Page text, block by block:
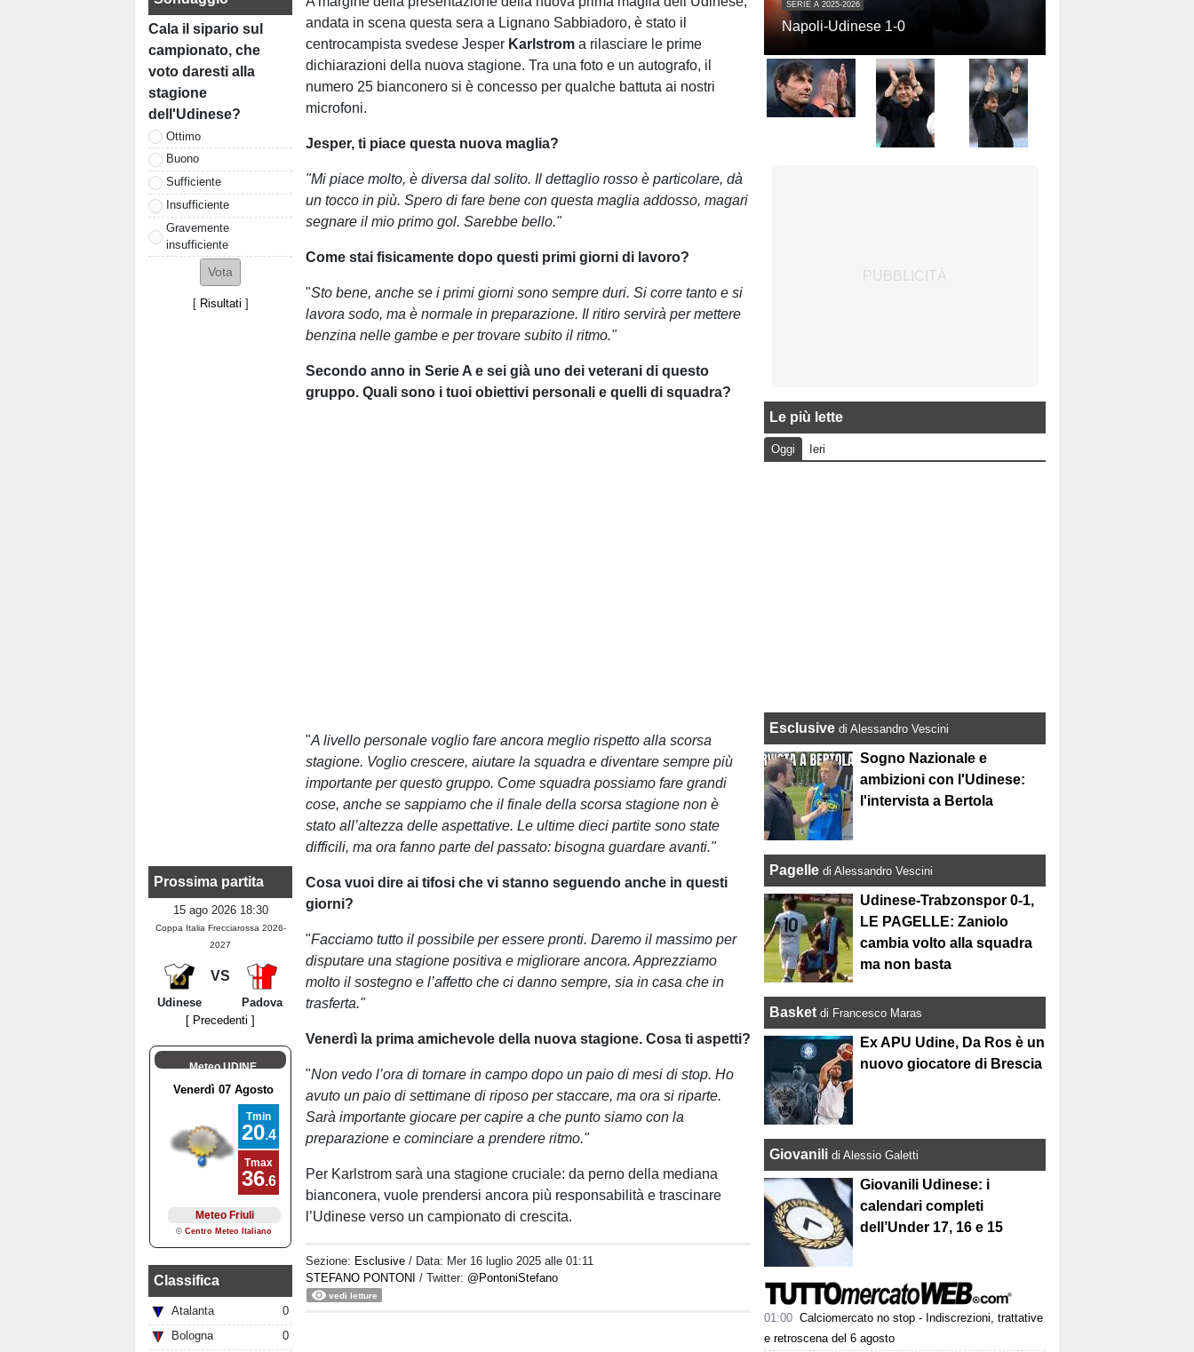
Cala il sipario sul
campionato, che
voto daresti alla
stagione
dell'Udinese?
Ottimo
Buono
Sufficiente
Insufficiente
Gravemente
insufficiente
[ Risultati ]
Prossima partita
15 ago 2026 18:30
Coppa Italia Frecciarossa 2026-
2027
VS
Udinese
Padova
[ Precedenti ]
Meteo UDINE
Classifica
Atalanta
0
Bologna
0
andata in scena questa sera a Lignano Sabbiadoro, è stato il
centrocampista svedese Jesper Karlstrom a rilasciare le prime
dichiarazioni della nuova stagione. Tra una foto e un autografo, il
numero 25 bianconero si è concesso per qualche battuta ai nostri
microfoni.
Jesper, ti piace questa nuova maglia?
"Mi piace molto, è diversa dal solito. Il dettaglio rosso è particolare, dà
un tocco in più. Spero di fare bene con questa maglia addosso, magari
segnare il mio primo gol. Sarebbe bello."
Come stai fisicamente dopo questi primi giorni di lavoro?
"Sto bene, anche se i primi giorni sono sempre duri. Si corre tanto e si
lavora sodo, ma è normale in preparazione. Il ritiro servirà per mettere
benzina nelle gambe e per trovare subito il ritmo."
Secondo anno in Serie A e sei già uno dei veterani di questo
gruppo. Quali sono i tuoi obiettivi personali e quelli di squadra?
"A livello personale voglio fare ancora meglio rispetto alla scorsa
stagione. Voglio crescere, aiutare la squadra e diventare sempre più
importante per questo gruppo. Come squadra possiamo fare grandi
cose, anche se sappiamo che il finale della scorsa stagione non è
stato all’altezza delle aspettative. Le ultime dieci partite sono state
difficili, ma ora fanno parte del passato: bisogna guardare avanti."
Cosa vuoi dire ai tifosi che vi stanno seguendo anche in questi
giorni?
"Facciamo tutto il possibile per essere pronti. Daremo il massimo per
disputare una stagione positiva e migliorare ancora. Apprezziamo
molto il sostegno e l’affetto che ci danno sempre, sia in casa che in
trasferta."
Venerdì la prima amichevole della nuova stagione. Cosa ti aspetti?
"Non vedo l’ora di tornare in campo dopo un paio di mesi di stop. Ho
avuto un paio di settimane di riposo per staccare, ma ora si riparte.
Sarà importante giocare per capire a che punto siamo con la
preparazione e cominciare a prendere ritmo."
Per Karlstrom sarà una stagione cruciale: da perno della mediana
bianconera, vuole prendersi ancora più responsabilità e trascinare
l’Udinese verso un campionato di crescita.
Sezione: Esclusive / Data: Mer 16 luglio 2025 alle 01:11
STEFANO PONTONI
/ Twitter: @PontoniStefano
vedi letture
SERIE A 2025-2026
Napoli-Udinese 1-0
Le più lette
Oggi Ieri
Esclusive di Alessandro Vescini
Sogno Nazionale e
ambizioni con l'Udinese:
l'intervista a Bertola
Pagelle di Alessandro Vescini
Udinese-Trabzonspor 0-1,
LE PAGELLE: Zaniolo
cambia volto alla squadra
ma non basta
Basket di Francesco Maras
Ex APU Udine, Da Ros è un
nuovo giocatore di Brescia
Giovanili di Alessio Galetti
Giovanili Udinese: i
calendari completi
dell’Under 17, 16 e 15
01:00 Calciomercato no stop - Indiscrezioni, trattative
e retroscena del 6 agosto